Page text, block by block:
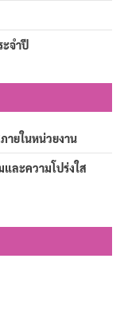
ะจำปี
ายในหน่วยงาน
และความโปร่งใส